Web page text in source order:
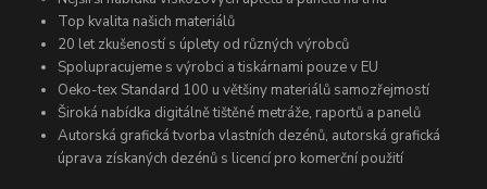
Top kvalita našich materiálů
20 let zkušeností s úplety od různých výrobců
Spolupracujeme s výrobci a tiskárnami pouze v EU
Oeko-tex Standard 100 u většiny materiálů samozřejmostí
Široká nabídka digitálně tištěné metráže, raportů a panelů
Autorská grafická tvorba vlastních dezénů, autorská grafická
úprava získaných dezénů s licencí pro komerční použití